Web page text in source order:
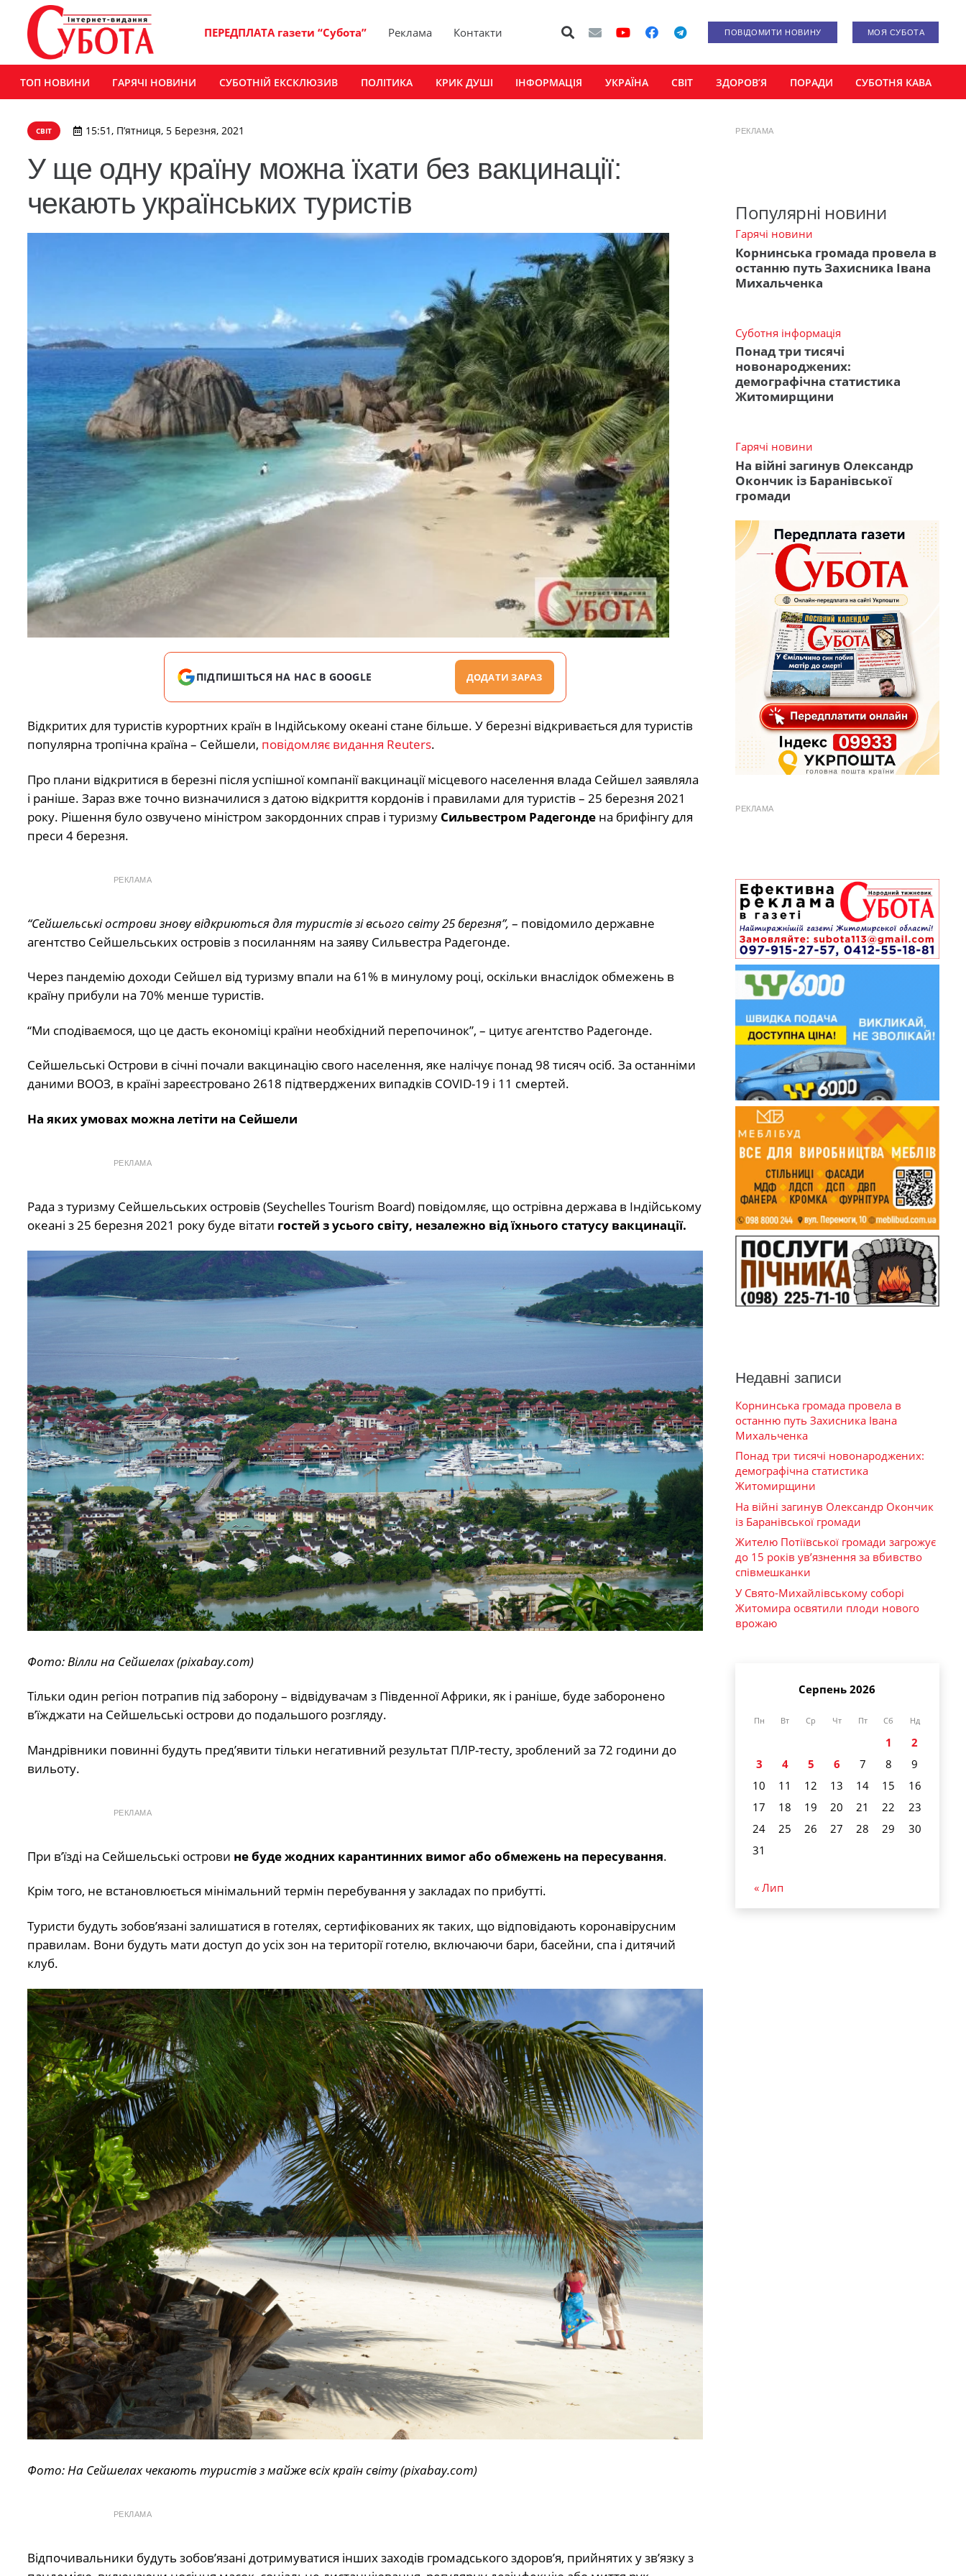
ПЕРЕДПЛАТА газети “Субота” Реклама Контакти ПОВІДОМИТИ НОВИНУ МОЯ СУБОТА
ТОП НОВИНИ ГАРЯЧІ НОВИНИ СУБОТНІЙ ЕКСКЛЮЗИВ ПОЛІТИКА КРИК ДУШІ ІНФОРМАЦІЯ УКРАЇНА СВІТ ЗДОРОВ’Я ПОРАДИ СУБОТНЯ КАВА
СВІТ 15:51, П’ятниця, 5 Березня, 2021
У ще одну країну можна їхати без вакцинації:
чекають українських туристів
ПІДПИШІТЬСЯ НА НАС В GOOGLE ДОДАТИ ЗАРАЗ
Відкритих для туристів курортних країн в Індійському океані стане більше. У березні відкривається для туристів
популярна тропічна країна – Сейшели, повідомляє видання Reuters.
Про плани відкритися в березні після успішної компанії вакцинації місцевого населення влада Сейшел заявляла
і раніше. Зараз вже точно визначилися з датою відкриття кордонів і правилами для туристів – 25 березня 2021
року. Рішення було озвучено міністром закордонних справ і туризму Сильвестром Радегондена брифінгу для
преси 4 березня.
РЕКЛАМА
“Сейшельські острови знову відкриються для туристів зі всього світу 25 березня”, – повідомило державне
агентство Сейшельських островів з посиланням на заяву Сильвестра Радегонде.
Через пандемію доходи Сейшел від туризму впали на 61% в минулому році, оскільки внаслідок обмежень в
країну прибули на 70% менше туристів.
“Ми сподіваємося, що це дасть економіці країни необхідний перепочинок”, – цитує агентство Радегонде.
Сейшельські Острови в січні почали вакцинацію свого населення, яке налічує понад 98 тисяч осіб. За останніми
даними ВООЗ, в країні зареєстровано 2618 підтверджених випадків COVID-19 і 11 смертей.
На яких умовах можна летіти на Сейшели
РЕКЛАМА
Рада з туризму Сейшельських островів (Seychelles Tourism Board) повідомляє, що острівна держава в Індійському
океані з 25 березня 2021 року буде вітати гостей з усього світу, незалежно від їхнього статусу вакцинації.
Фото: Вілли на Сейшелах (pixabay.com)
Тільки один регіон потрапив під заборону – відвідувачам з Південної Африки, як і раніше, буде заборонено
в’їжджати на Сейшельські острови до подальшого розгляду.
Мандрівники повинні будуть пред’явити тільки негативний результат ПЛР-тесту, зроблений за 72 години до
вильоту.
РЕКЛАМА
При в’їзді на Сейшельські острови не буде жодних карантинних вимог або обмежень на пересування.
Крім того, не встановлюється мінімальний термін перебування у закладах по прибутті.
Туристи будуть зобов’язані залишатися в готелях, сертифікованих як таких, що відповідають коронавірусним
правилам. Вони будуть мати доступ до усіх зон на території готелю, включаючи бари, басейни, спа і дитячий
клуб.
Фото: На Сейшелах чекають туристів з майже всіх країн світу (pixabay.com)
РЕКЛАМА
Відпочивальники будуть зобов’язані дотримуватися інших заходів громадського здоров’я, прийнятих у зв’язку з
РЕКЛАМА
Популярні новини
Гарячі новини
Корнинська громада провела в
останню путь Захисника Івана
Михальченка
Суботня інформація
Понад три тисячі
новонароджених:
демографічна статистика
Житомирщини
Гарячі новини
На війні загинув Олександр
Окончик із Баранівської
громади
РЕКЛАМА
Недавні записи
Корнинська громада провела в
останню путь Захисника Івана
Михальченка
Понад три тисячі новонароджених:
демографічна статистика
Житомирщини
На війні загинув Олександр Окончик
із Баранівської громади
Жителю Потіївської громади загрожує
до 15 років ув’язнення за вбивство
співмешканки
У Свято-Михайлівському соборі
Житомира освятили плоди нового
врожаю
Серпень 2026
Пн Вт Ср Чт Пт Сб Нд
1
2
3
4 5 6 7 8
9
10
11 12 13 14 15
16
17
18 19 20 21 22
23
24
25 26 27 28 29
30
31
« Лип